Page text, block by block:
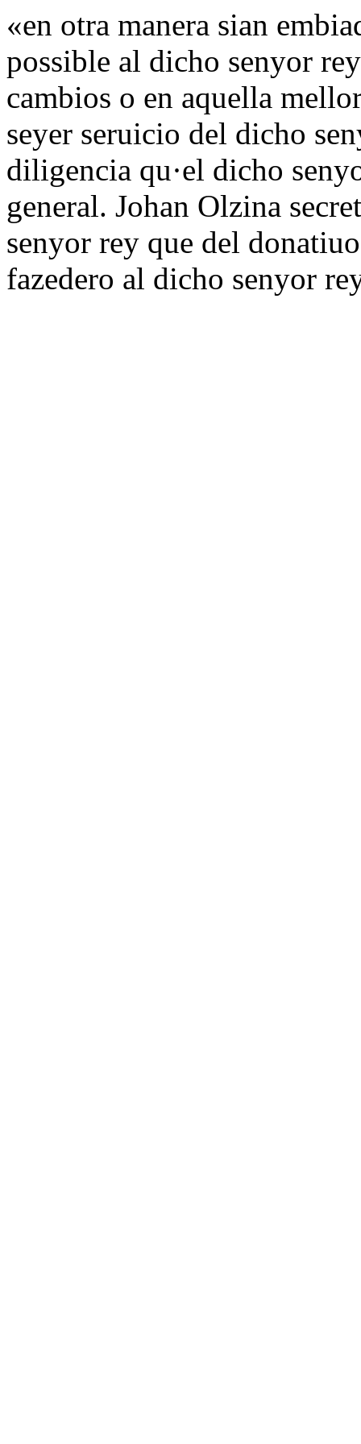
«en otra manera sian
possible al dicho senyor
cambios o en aquella
seyer seruicio del dicho
diligencia qu·el dicho
general. Johan Olzina
senyor rey que del
fazedero al dicho senyor